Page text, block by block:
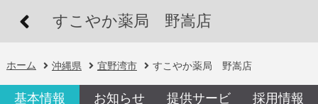
すこやか薬局 野嵩店
ホーム 沖縄県 宜野湾市 すこやか薬局 野嵩店
基本情報 お知らせ
提供サービ
採用情報